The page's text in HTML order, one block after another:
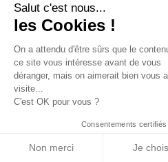
Salut c'est nous...
les Cookies !
On a attendu d'être sûrs que le
ce site vous intéresse avant de vous
déranger, mais on aimerait bien vous
visite...
C'est OK pour vous ?
Consentements certifiés
Non merci Je
Commencer les